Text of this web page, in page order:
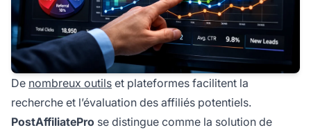
De nombreux outils et plateformes facilitent la
recherche et l’évaluation des affiliés potentiels.
PostAffiliatePro se distingue comme la solution de